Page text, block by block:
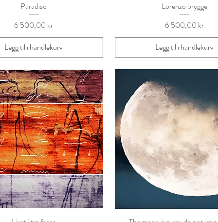
Paradiso
Pris
6 500,00 kr
Legg til i handlekurv
Lorenzo brygge
Pris
6 500,00 kr
Legg til i handlekurv